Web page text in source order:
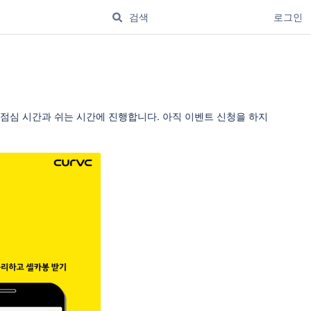
로그인
시간과 쉬는 시간에 진행합니다. 아직 이벤트 신청을 하지